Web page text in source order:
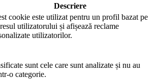
Descriere
cookie este utilizat pentru un profil bazat pe
utilizatorului și afișează reclame
utilizatorilor.
sunt cele care sunt analizate și nu au
o categorie.